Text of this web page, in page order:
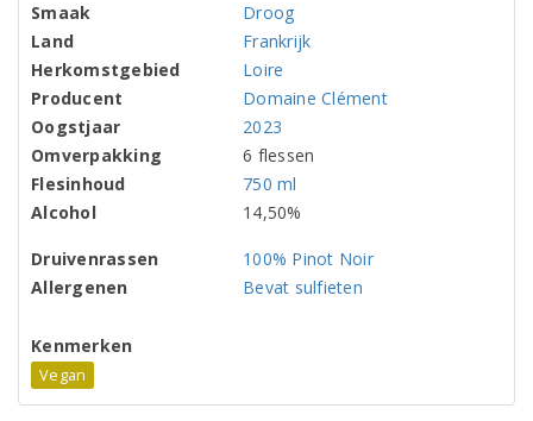
Smaak
Droog
Land
Frankrijk
Herkomstgebied
Loire
Producent
Domaine Clément
Oogstjaar
2023
Omverpakking
6 flessen
Flesinhoud
750 ml
Alcohol
14,50%
Druivenrassen
100% Pinot Noir
Allergenen
Bevat sulfieten
Kenmerken
Vegan